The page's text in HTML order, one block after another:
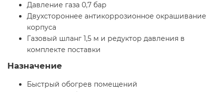
Давление газа 0,7 бар
Двухстороннее антикоррозионное окрашивание
корпуса
Газовый шланг 1,5 м и редуктор давления в
комплекте поставки
Назначение
Быстрый обогрев помещений